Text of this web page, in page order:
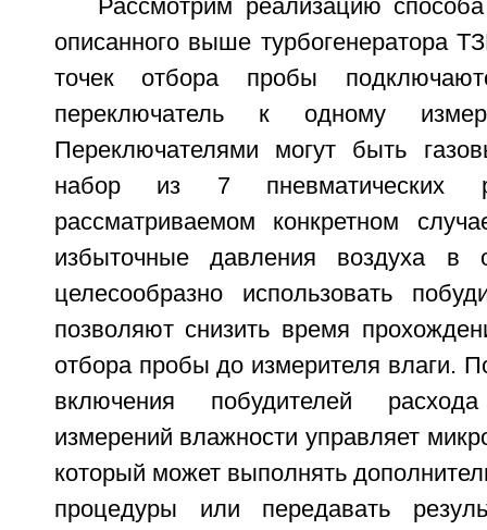
Рассмотрим реализацию
описанного выше турбогенератора
точек отбора пробы
переключатель к одному
Переключателями могут быть
набор из 7 пневматических
рассматриваемом конкретном
избыточные давления воздуха в
целесообразно использовать
позволяют снизить время
отбора пробы до измерителя влаги.
включения побудителей
измерений влажности управляет
который может выполнять
процедуры или передавать